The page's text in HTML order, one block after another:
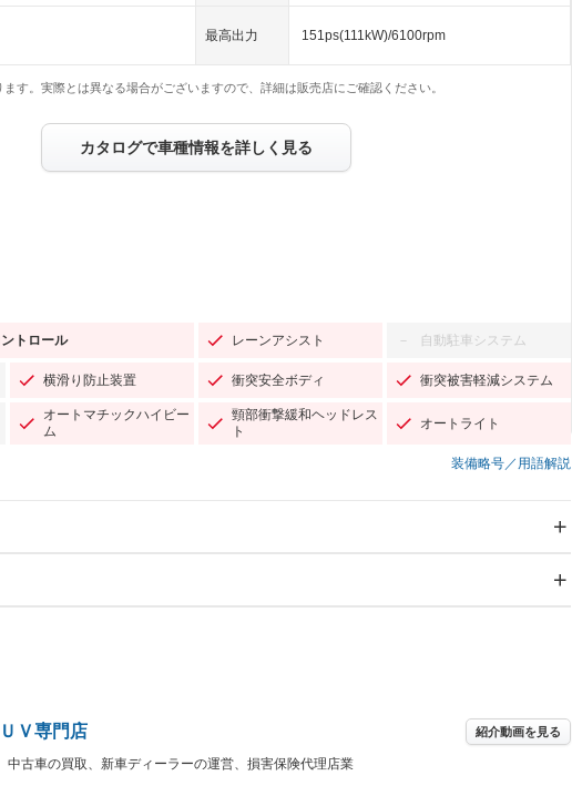
最高出力 151ps(111kW)/6100rpm
す。実際とは異なる場合がございますので、詳細は販売店にご確認ください。
カタログで車種情報を詳しく見る
トロール レーンアシスト － 自動駐車システム
横滑り防止装置 衝突安全ボディ 衝突被害軽減システム
オートマチックハイビー
ム
頸部衝撃緩和ヘッドレス
ト
オートライト
装備略号／用語解説
/サイド
ロール
100V電源 センターデフロック
チェンジャー
－ 革シート キーレス
－ HID(キセノンライト) － ポータブルナビ
Ｖ専門店 紹介動画を見る
中古車の買取、新車ディーラーの運営、損害保険代理店業